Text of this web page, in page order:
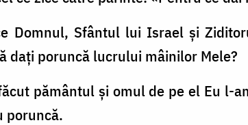
Domnul, Sfântul lui Israel şi
daţi poruncă lucrului mâinilor Mele?
pământul şi omul de pe el Eu l-
poruncă.